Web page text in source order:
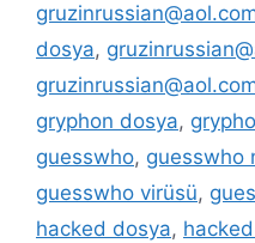
dosya,
gryphon dosya,
guesswho, guesswho
guesswho virüsü,
hacked dosya,